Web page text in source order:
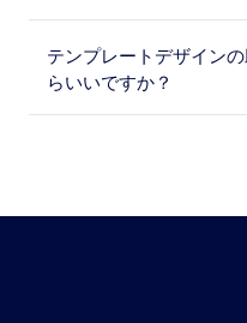
テンプレートデザイン
らいいですか？